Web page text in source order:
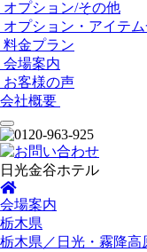
オプション/その他
オプション・アイテ
料金プラン
会場案内
お客様の声
会社概要
日光金谷ホテル
会場案内
栃木県
栃木県／日光・霧降